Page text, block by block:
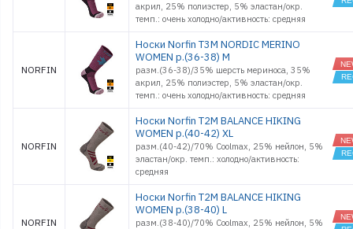
акрил, 25% полиэстер, 5% эластан/окр.
темп.: очень холодно/активность: средняя
NORFIN
Носки Norfin T3M NORDIC MERINO
WOMEN р.(36-38) M
разм.(36-38)/35% шерсть мериноса, 35%
акрил, 25% полиэстер, 5% эластан/окр.
темп.: очень холодно/активность: средняя
NORFIN
Носки Norfin T2M BALANCE HIKING
WOMEN р.(40-42) XL
разм.(40-42)/70% Coolmax, 25% нейлон, 5%
эластан/окр. темп.: холодно/активность:
средняя
NORFIN
Носки Norfin T2M BALANCE HIKING
WOMEN р.(38-40) L
разм.(38-40)/70% Coolmax, 25% нейлон, 5%